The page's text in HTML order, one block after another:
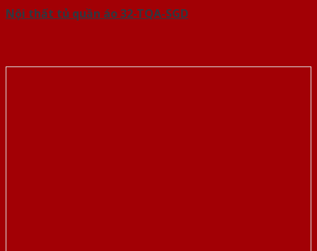
Nội thất tủ quần áo 32-TQA-SGD